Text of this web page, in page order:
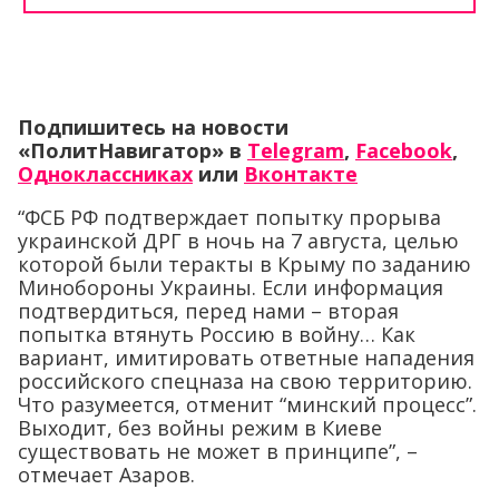
Подпишитесь на новости
«ПолитНавигатор» в Telegram, Facebook,
Одноклассниках или Вконтакте
“ФСБ РФ подтверждает попытку прорыва
украинской ДРГ в ночь на 7 августа, целью
которой были теракты в Крыму по заданию
Минобороны Украины. Если информация
подтвердиться, перед нами – вторая
попытка втянуть Россию в войну… Как
вариант, имитировать ответные нападения
российского спецназа на свою территорию.
Что разумеется, отменит “минский процесс”.
Выходит, без войны режим в Киеве
существовать не может в принципе”, –
отмечает Азаров.